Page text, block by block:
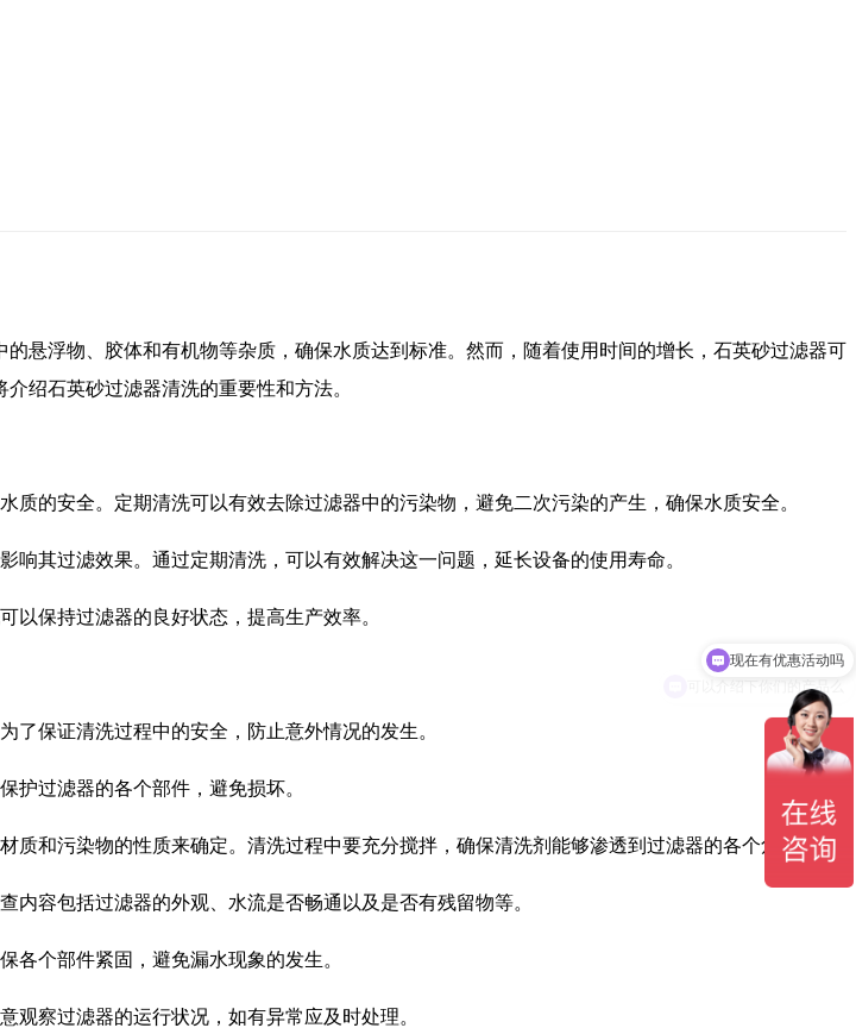
悬浮物、胶体和有机物等杂质，确保水质达到标准。然而，随着使用时间的增长，石英砂过滤器可
绍石英砂过滤器清洗的重要性和方法。
的安全。定期清洗可以有效去除过滤器中的污染物，避免二次污染的产生，确保水质安全。
其过滤效果。通过定期清洗，可以有效解决这一问题，延长设备的使用寿命。
以保持过滤器的良好状态，提高生产效率。
保证清洗过程中的安全，防止意外情况的发生。
护过滤器的各个部件，避免损坏。
和污染物的性质来确定。清洗过程中要充分搅拌，确保清洗剂能够渗透到过滤器的各个角落。
容包括过滤器的外观、水流是否畅通以及是否有残留物等。
各个部件紧固，避免漏水现象的发生。
察过滤器的运行状况，如有异常应及时处理。
可以介绍下你们的产品么